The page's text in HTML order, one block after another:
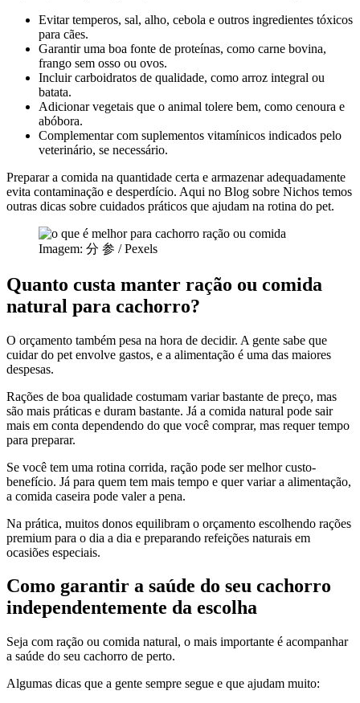
Evitar temperos, sal, alho, cebola e outros ingredientes tóxicos
para cães.
Garantir uma boa fonte de proteínas, como carne bovina,
frango sem osso ou ovos.
Incluir carboidratos de qualidade, como arroz integral ou
batata.
Adicionar vegetais que o animal tolere bem, como cenoura e
abóbora.
Complementar com suplementos vitamínicos indicados pelo
veterinário, se necessário.
Preparar a comida na quantidade certa e armazenar adequadamente
evita contaminação e desperdício. Aqui no Blog sobre Nichos temos
outras dicas sobre cuidados práticos que ajudam na rotina do pet.
Imagem: 分 参 / Pexels
Quanto custa manter ração ou comida
natural para cachorro?
O orçamento também pesa na hora de decidir. A gente sabe que
cuidar do pet envolve gastos, e a alimentação é uma das maiores
despesas.
Rações de boa qualidade costumam variar bastante de preço, mas
são mais práticas e duram bastante. Já a comida natural pode sair
mais em conta dependendo do que você comprar, mas requer tempo
para preparar.
Se você tem uma rotina corrida, ração pode ser melhor custo-
benefício. Já para quem tem mais tempo e quer variar a alimentação,
a comida caseira pode valer a pena.
Na prática, muitos donos equilibram o orçamento escolhendo rações
premium para o dia a dia e preparando refeições naturais em
ocasiões especiais.
Como garantir a saúde do seu cachorro
independentemente da escolha
Seja com ração ou comida natural, o mais importante é acompanhar
a saúde do seu cachorro de perto.
Algumas dicas que a gente sempre segue e que ajudam muito: